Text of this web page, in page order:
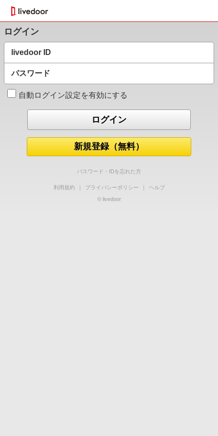
ログイン
livedoor ID
パスワード
自動ログイン設定を有効にする
新規登録（無料）
パスワード・IDを忘れた方
利用規約 ｜ プライバシーポリシー ｜
ヘルプ
© livedoor